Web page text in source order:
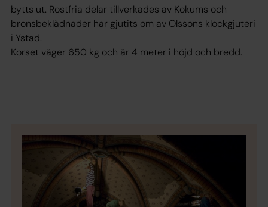
bytts ut. Rostfria delar tillverkades av Kokums och
bronsbeklädnader har gjutits om av Olssons klockgjuteri
i Ystad.
Korset väger 650 kg och är 4 meter i höjd och bredd.